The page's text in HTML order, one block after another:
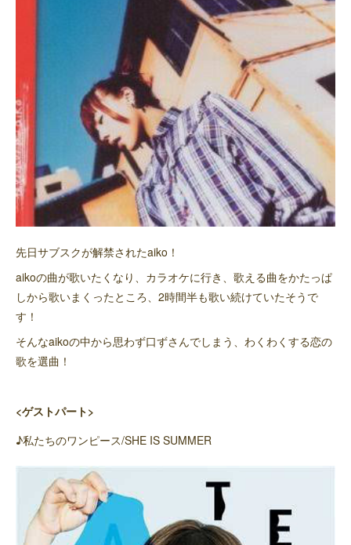
先日サブスクが解禁されたaiko！
aikoの曲が歌いたくなり、カラオケに行き、歌える曲をかたっぱ
しから歌いまくったところ、2時間半も歌い続けていたそうで
す！
そんなaikoの中から思わず口ずさんでしまう、わくわくする恋の
歌を選曲！
<ゲストパート>
♪私たちのワンピース/SHE IS SUMMER